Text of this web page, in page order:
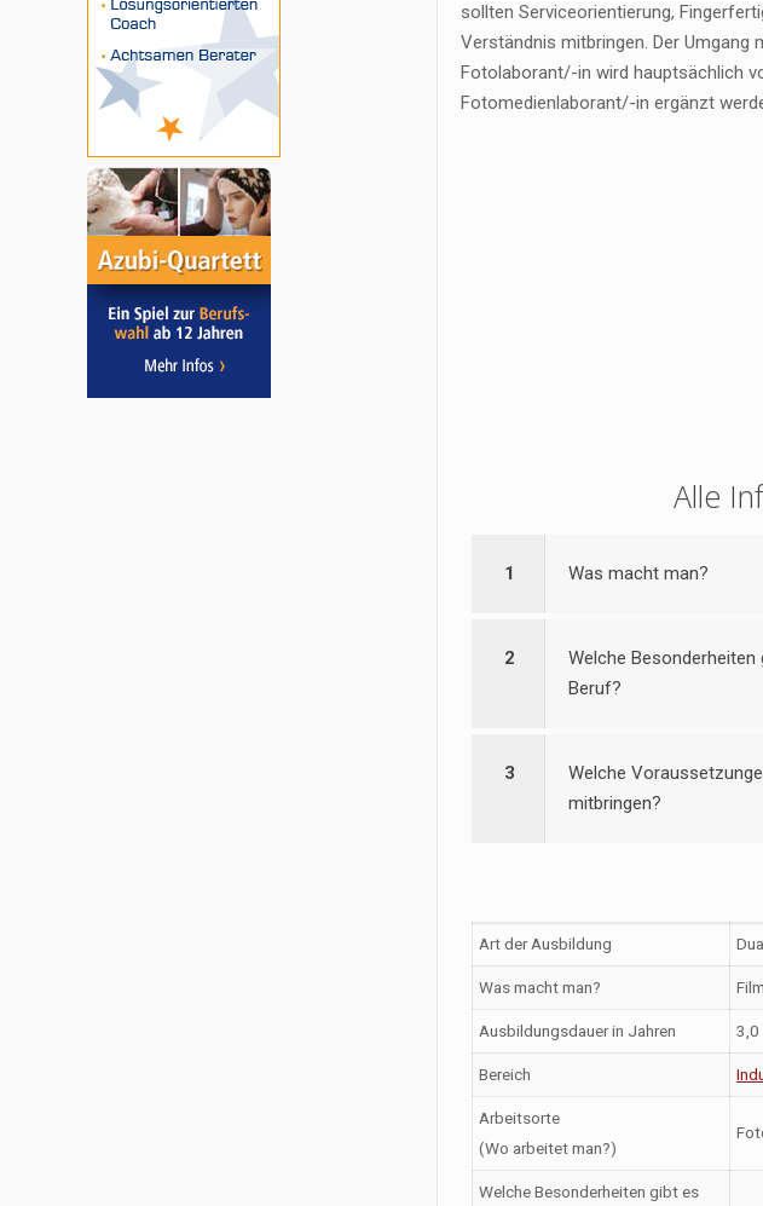
sollten Serviceorientierung,
Verständnis mitbringen. Der Umgang
Fotolaborant/-in wird hauptsächlich
Fotomedienlaborant/-in ergänzt
Alle
1 Was macht man?
2
Welche Besonderheiten
Beruf?
3
Welche
mitbringen?
Art der Ausbildung
Was macht man?
Ausbildungsdauer in Jahren 3,0
Bereich
Arbeitsorte
(Wo arbeitet man?)
Welche Besonderheiten gibt es